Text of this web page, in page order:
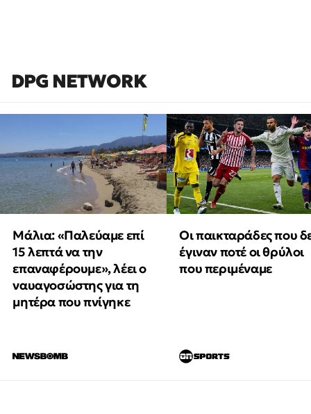
DPG NETWORK
Μάλια: «Παλεύαμε επί
15 λεπτά να την
επαναφέρουμε», λέει ο
ναυαγοσώστης για τη
μητέρα που πνίγηκε
Οι παικταράδες που
έγιναν ποτέ οι θρύλοι
που περιμέναμε